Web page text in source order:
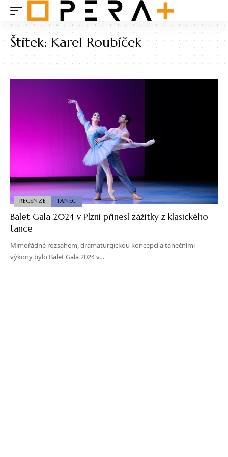
Štítek:Karel Roubíček
RECENZE TANEC
Balet Gala 2024 v Plzni přinesl zážitky z klasického
tance
Mimořádné rozsahem, dramaturgickou koncepcí a tanečními
výkony bylo Balet Gala 2024 v…